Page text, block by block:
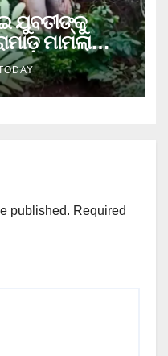
ଯୁବତୀଙ୍କୁ
ମାମଲାରେ
published. Required